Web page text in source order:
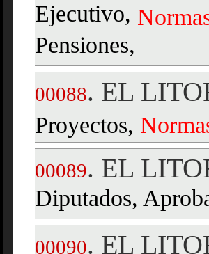
Ejecutivo,
Pensiones,
00088. EL
Proyectos,
00089. EL
Diputados,
00090. EL